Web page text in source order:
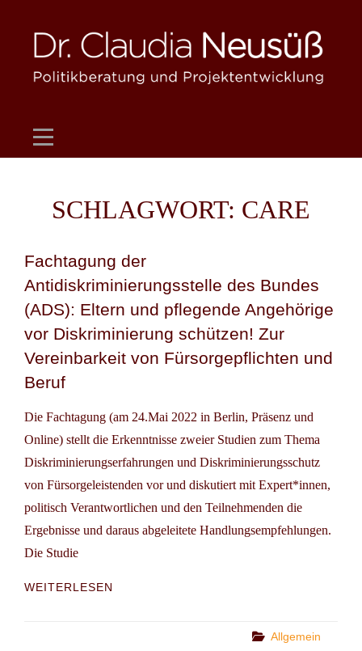
content
SCHLAGWORT: CARE
Fachtagung der
Antidiskriminierungsstelle des Bundes
(ADS): Eltern und pflegende Angehörige
vor Diskriminierung schützen! Zur
Vereinbarkeit von Fürsorgepflichten und
Beruf
Die Fachtagung (am 24.Mai 2022 in Berlin, Präsenz und
Online) stellt die Erkenntnisse zweier Studien zum Thema
Diskriminierungserfahrungen und Diskriminierungsschutz
von Fürsorgeleistenden vor und diskutiert mit Expert*innen,
politisch Verantwortlichen und den Teilnehmenden die
Ergebnisse und daraus abgeleitete Handlungsempfehlungen.
Die Studie
WEITERLESEN
Categories
Allgemein